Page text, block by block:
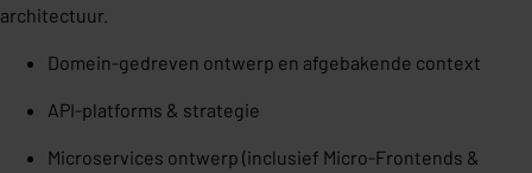
architectuur.
Domein-gedreven ontwerp en afgebakende context
API-platforms & strategie
Microservices ontwerp (inclusief Micro-Frontends &